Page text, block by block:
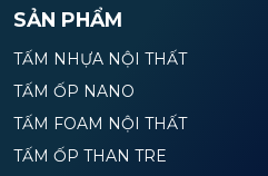
SẢN PHẨM
TẤM NHỰA NỘI THẤT
TẤM ỐP NANO
TẤM FOAM NỘI THẤT
TẤM ỐP THAN TRE